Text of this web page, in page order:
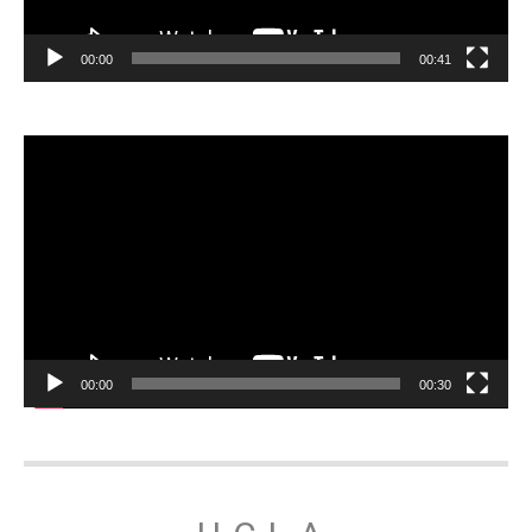
00:00 00:41
00:00 00:30